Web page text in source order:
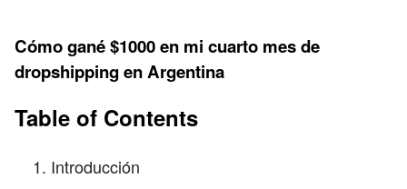
Cómo gané $1000 en mi cuarto mes de
dropshipping en Argentina
Table of Contents
Introducción